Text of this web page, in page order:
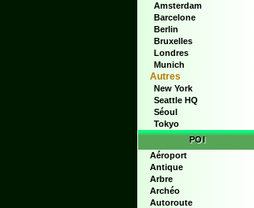
Amsterdam
Barcelone
Berlin
Bruxelles
Londres
Munich
Autres
New York
Seattle HQ
Séoul
Tokyo
POI
Aéroport
Antique
Arbre
Archéo
Autoroute